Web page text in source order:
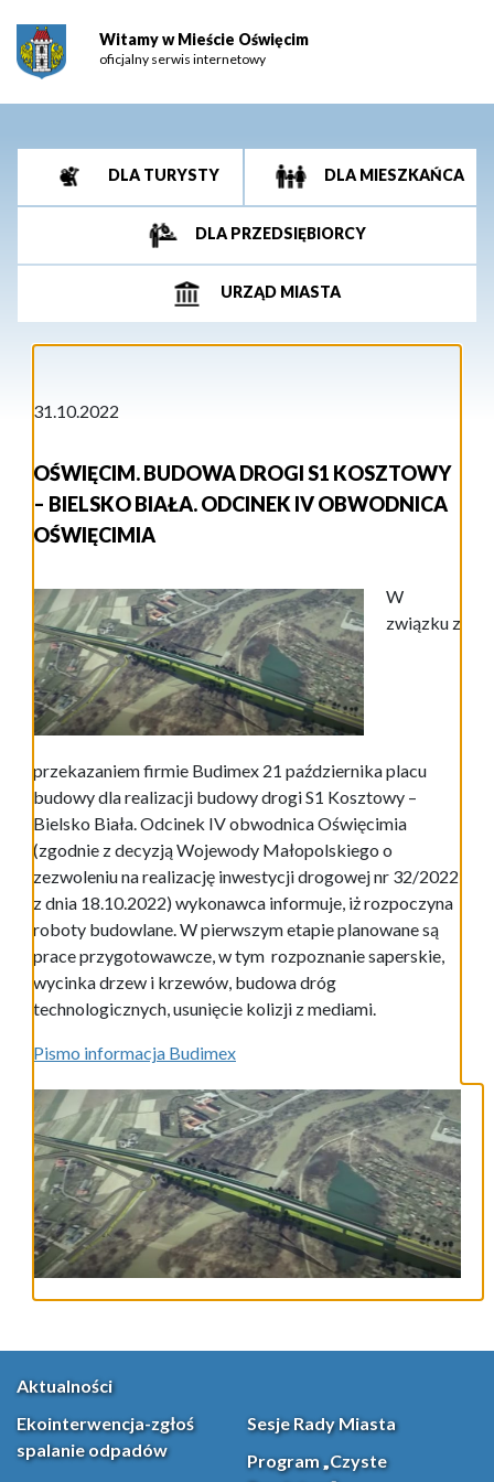
Witamy w Mieście Oświęcim
oficjalny serwis internetowy
DLA TURYSTY DLA MIESZKAŃCA
DLA PRZEDSIĘBIORCY
URZĄD MIASTA
31.10.2022
OŚWIĘCIM. BUDOWA DROGI S1 KOSZTOWY
– BIELSKO BIAŁA. ODCINEK IV OBWODNICA
OŚWIĘCIMIA
W
związku z
przekazaniem firmie Budimex 21 października placu
budowy dla realizacji budowy drogi S1 Kosztowy –
Bielsko Biała. Odcinek IV obwodnica Oświęcimia
(zgodnie z decyzją Wojewody Małopolskiego o
zezwoleniu na realizację inwestycji drogowej nr 32/2022
z dnia 18.10.2022) wykonawca informuje, iż rozpoczyna
roboty budowlane. W pierwszym etapie planowane są
prace przygotowawcze, w tym rozpoznanie saperskie,
wycinka drzew i krzewów, budowa dróg
technologicznych, usunięcie kolizji z mediami.
Pismo informacja Budimex
Aktualności
Ekointerwencja-zgłoś
spalanie odpadów
Sesje Rady Miasta
Program „Czyste